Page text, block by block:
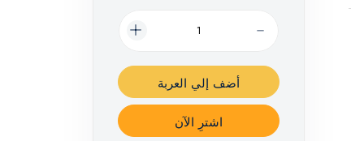
أضف إلي العربة
اشترِ الآن